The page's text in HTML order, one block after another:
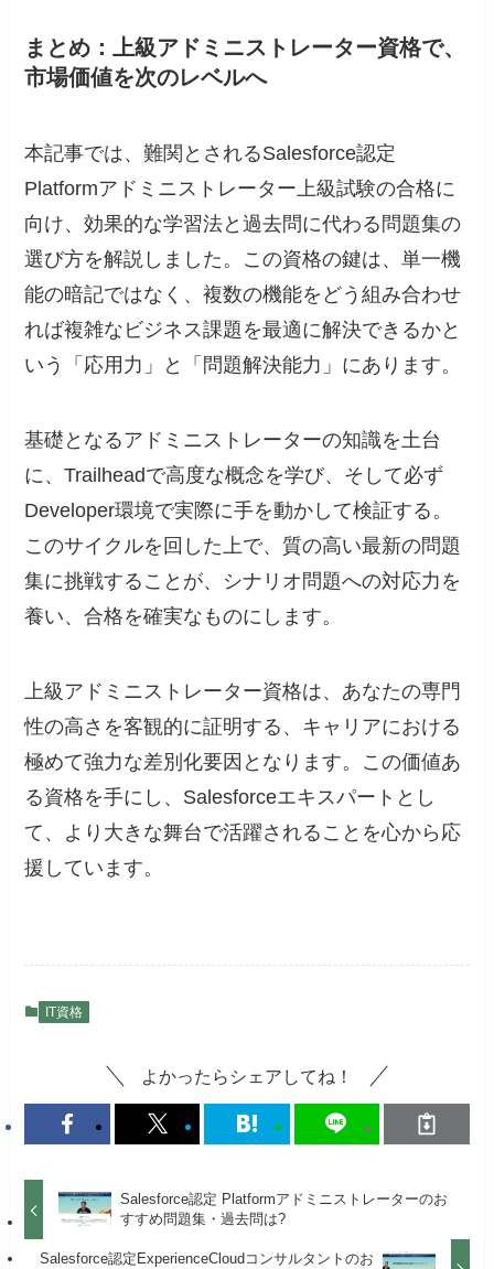
まとめ：上級アドミニストレーター資格で、
市場価値を次のレベルへ
本記事では、難関とされるSalesforce認定
Platformアドミニストレーター上級試験の合格に
向け、効果的な学習法と過去問に代わる問題集の
選び方を解説しました。この資格の鍵は、単一機
能の暗記ではなく、複数の機能をどう組み合わせ
れば複雑なビジネス課題を最適に解決できるかと
いう「応用力」と「問題解決能力」にあります。
基礎となるアドミニストレーターの知識を土台
に、Trailheadで高度な概念を学び、そして必ず
Developer環境で実際に手を動かして検証する。
このサイクルを回した上で、質の高い最新の問題
集に挑戦することが、シナリオ問題への対応力を
養い、合格を確実なものにします。
上級アドミニストレーター資格は、あなたの専門
性の高さを客観的に証明する、キャリアにおける
極めて強力な差別化要因となります。この価値あ
る資格を手にし、Salesforceエキスパートとし
て、より大きな舞台で活躍されることを心から応
援しています。
IT資格
よかったらシェアしてね！
Salesforce認定 Platformアドミニストレーターのお
すすめ問題集・過去問は?
Salesforce認定ExperienceCloudコンサルタントのお